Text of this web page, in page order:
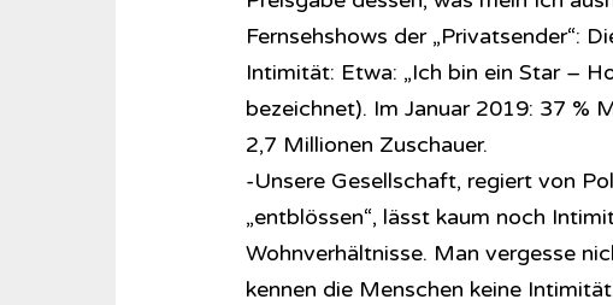
Fernsehshows der „Privatsender“:
Intimität: Etwa: „Ich bin ein Star –
bezeichnet). Im Januar 2019: 37 %
2,7 Millionen Zuschauer.
-Unsere Gesellschaft, regiert von
„entblössen“, lässt kaum noch
Wohnverhältnisse. Man vergesse
kennen die Menschen keine